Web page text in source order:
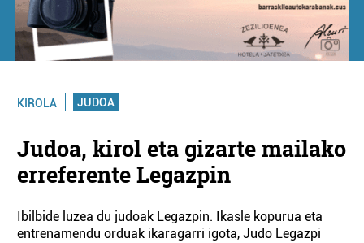
KIROLA JUDOA
Judoa, kirol eta gizarte mailako
erreferente Legazpin
Ibilbide luzea du judoak Legazpin. Ikasle kopurua eta
entrenamendu orduak ikaragarri igota, Judo Legazpi